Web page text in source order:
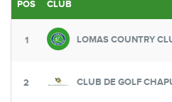
POS CLUB
1 LOMAS COUNTRY
2 CLUB DE GOLF